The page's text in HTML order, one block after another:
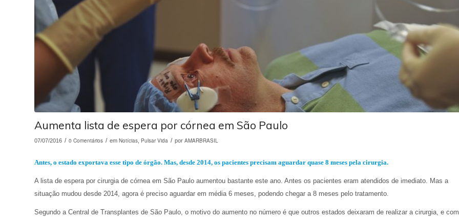
Aumenta lista de espera por córnea em São Paulo
07/07/2016 / 0 Comentários / em Notícias Pulsar Vida / por AMARBRASIL
Antes, o estado exportava esse tipo de órgão. Mas, desde 2014, os pacientes precisam aguardar quase 8 meses pela cirurgia.
A lista de espera por cirurgia de córnea em São Paulo aumentou bastante este ano. Antes os pacientes eram atendidos de imediato.
Mas a
situação mudou desde 2014, agora é preciso aguardar em média 6 meses, podendo chegar a 8 meses pelo tratamento.
Segundo a Central de Transplantes de São Paulo, o motivo do aumento no número é que outros estados deixaram de realizar a cirurgia , e com